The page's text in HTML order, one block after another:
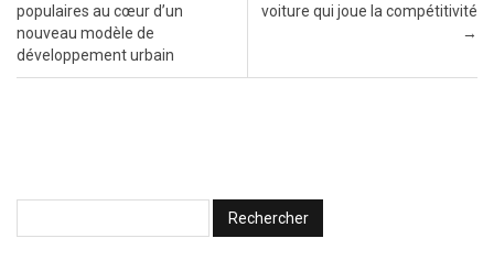
populaires au cœur d’un
nouveau modèle de
développement urbain
voiture qui joue la compétitivité
→